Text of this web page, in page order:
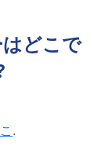
どこで
.